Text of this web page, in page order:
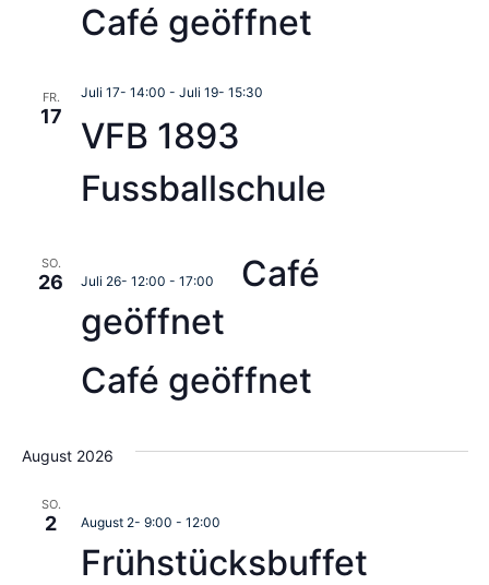
Café geöffnet
FR.
17
VFB 1893
Fussballschule
Juli 17- 14:00 - Juli 19- 15:30
SO.
26
Café geöffnet
Juli 26- 12:00 - 17:00
Café
geöffnet
August 2026
SO.
2 August 2- 9:00 - 12:00
Frühstücksbuffet